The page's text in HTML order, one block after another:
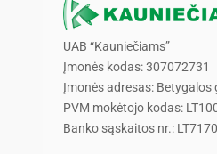
UAB “Kauniečiams”
Įmonės kodas: 307072731
Įmonės adresas: Betygalos
PVM mokėtojo kodas:
Banko sąskaitos nr.: